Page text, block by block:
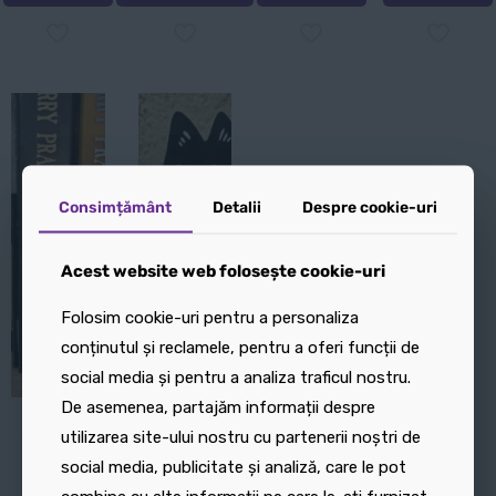
are
mai
multe
Opțiunile
pot
fi
în
pagina
produsului.
Suport
de
Vază
decorativă:
Consimțământ Detalii Despre cookie-uri
Acest website web folosește cookie-uri
Folosim cookie-uri pentru a personaliza
conținutul și reclamele, pentru a oferi funcții de
social media și pentru a analiza traficul nostru.
De asemenea, partajăm informații despre
utilizarea site-ului nostru cu partenerii noștri de
social media, publicitate și analiză, care le pot
Consimțământ Detalii Despre cookie-uri
Acest website web folosește cookie-uri
Folosim cookie-uri pentru a personaliza
conținutul și reclamele, pentru a oferi funcții de
social media și pentru a analiza traficul nostru.
De asemenea, partajăm informații despre
utilizarea site-ului nostru cu partenerii noștri de
social media, publicitate și analiză, care le pot